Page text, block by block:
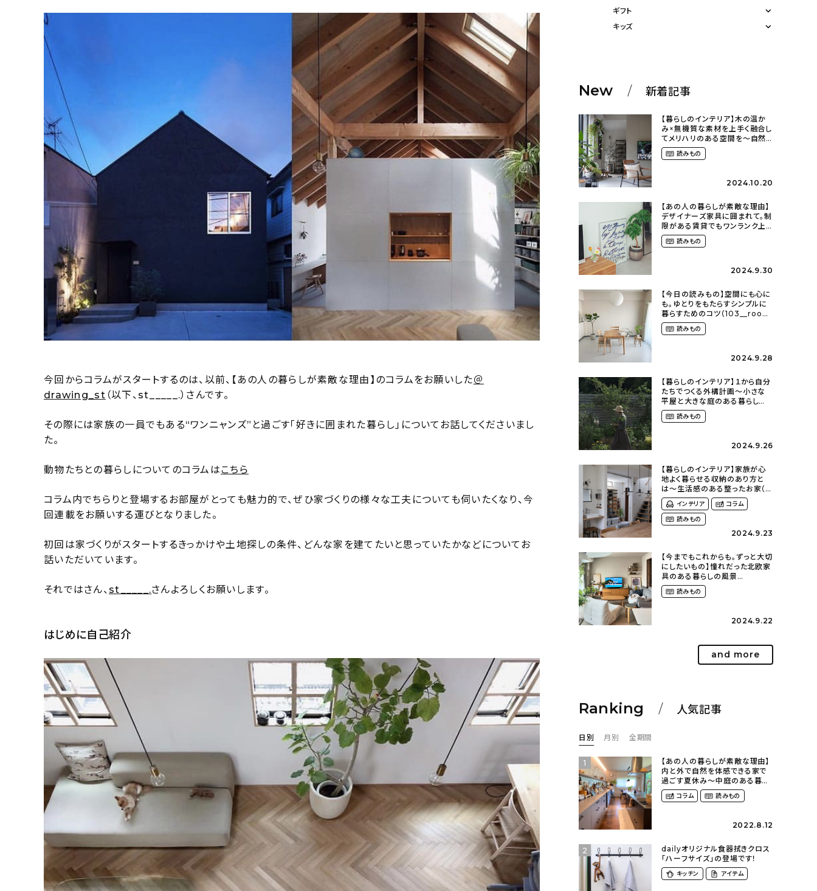
今回からコラムがスタートするのは、以前、【あの人の暮らしが素敵な理由】のコラムをお願いした＠
drawing_st （以下、st_____.）さんです。
その際には家族の一員でもある“ワンニャンズ”と過ごす「好きに囲まれた暮らし」についてお話してくださいまし
た。
動物たちとの暮らしについてのコラムはこちら
コラム内でちらりと登場するお部屋がとっても魅力的で、ぜひ家づくりの様々な工夫についても伺いたくなり、今
回連載をお願いする運びとなりました。
初回は家づくりがスタートするきっかけや土地探しの条件、どんな家を建てたいと思っていたかなどについてお
話いただいています。
それではさん、 st_____.さんよろしくお願いします。
はじめに自己紹介
ギフト
キッズ
New 新着記事
【暮らしのインテリア】木の温か
み×無機質な素材を上手く融合し
てメリハリのある空間を〜自然
に囲まれて暮らす（ki_no_ieさ
ん） 読みもの
2024.10.20
【あの人の暮らしが素敵な理由】
デザイナーズ家具に囲まれて。制
限がある賃貸でもワンランク上
のお部屋に〜狭くても好きな暮
らしのこと（_____chika708さ
読みもの
2024.9.30
【今日の読みもの】空間にも心に
も。ゆとりをもたらすシンプルに
暮らすためのコツ（103__room
さん）
読みもの
2024.9.28
【暮らしのインテリア】１から自分
たちでつくる外構計画〜小さな
平屋と大きな庭のある暮らし
（tsumikiniwaさん）
読みもの
2024.9.26
【暮らしのインテリア】家族が心
地よく暮らせる収納のあり方と
は〜生活感のある整ったお家（
kaya___ieさん）
インテリア
コラム
読みもの
2024.9.23
【今までもこれからも。ずっと大切
にしたいもの】憧れだった北欧家
具のある暮らしの風景
（m._.k_homeさん）
読みもの
2024.9.22
and more
Ranking 人気記事
日別 月別 全期間
1
【あの人の暮らしが素敵な理由】
内と外で自然を体感できる家で
過ごす夏休み〜中庭のある暮ら
し（yume_2700さん）
コラム 読みもの
2022.8.12
2
dailyオリジナル食器拭きクロス
「ハーフサイズ」の登場です！
キッチン アイテム